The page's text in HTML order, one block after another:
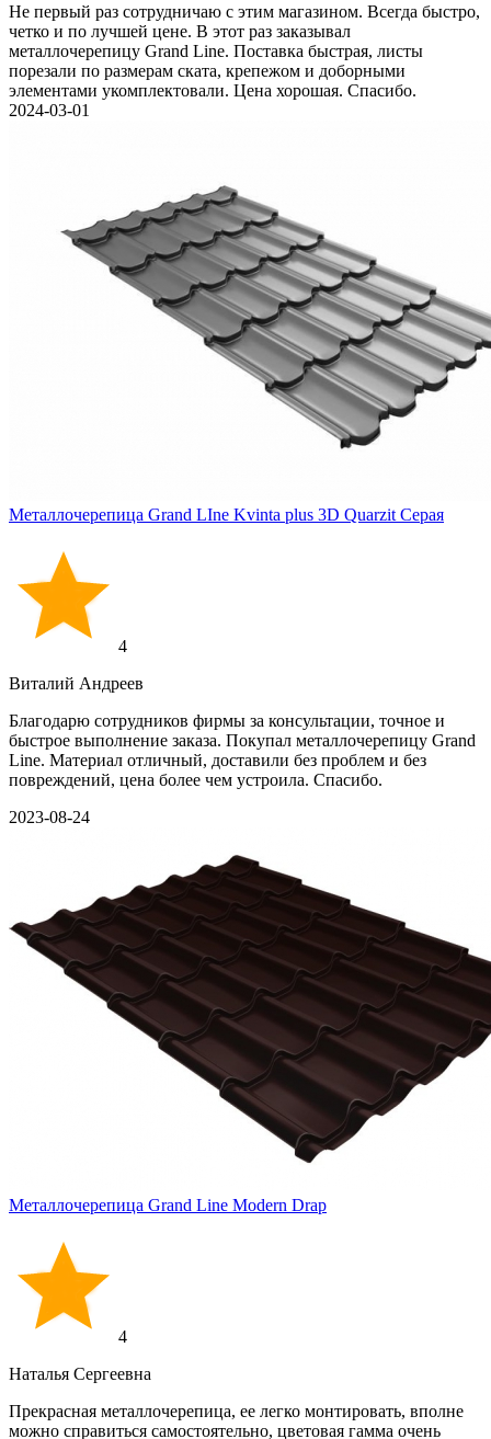
Не первый раз сотрудничаю с этим магазином. Всегда быстро,
четко и по лучшей цене. В этот раз заказывал
металлочерепицу Grand Line. Поставка быстрая, листы
порезали по размерам ската, крепежом и доборными
элементами укомплектовали. Цена хорошая. Спасибо.
2024-03-01
Металлочерепица Grand LIne Kvinta plus 3D Quarzit Серая
4
Виталий Андреев
Благодарю сотрудников фирмы за консультации, точное и
быстрое выполнение заказа. Покупал металлочерепицу Grand
Line. Материал отличный, доставили без проблем и без
повреждений, цена более чем устроила. Спасибо.
2023-08-24
Металлочерепица Grand Line Modern Drap
4
Наталья Сергеевна
Прекрасная металлочерепица, ее легко монтировать, вполне
можно справиться самостоятельно, цветовая гамма очень